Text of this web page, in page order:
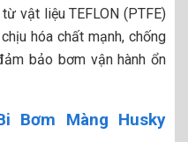
vật liệu TEFLON (PTFE)
hóa chất mạnh, chống
bảo bơm vận hành ổn
Bơm Màng Husky